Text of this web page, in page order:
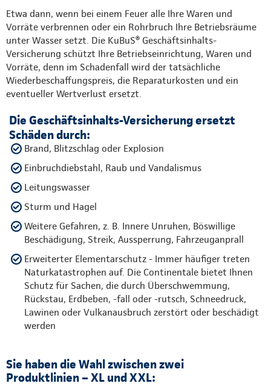
Etwa dann, wenn bei einem Feuer alle Ihre Waren und
Vorräte verbrennen oder ein Rohrbruch Ihre Betriebsräume
unter Wasser setzt. Die KuBuS® Geschäftsinhalts-
Versicherung schützt Ihre Betriebseinrichtung, Waren und
Vorräte, denn im Schadenfall wird der tatsächliche
Wiederbeschaffungspreis, die Reparaturkosten und ein
eventueller Wertverlust ersetzt.
Die Geschäftsinhalts-Versicherung ersetzt
Schäden durch:
Brand, Blitzschlag oder Explosion
Einbruchdiebstahl, Raub und Vandalismus
Leitungswasser
Sturm und Hagel
Weitere Gefahren, z. B. Innere Unruhen, Böswillige
Beschädigung, Streik, Aussperrung, Fahrzeuganprall
Erweiterter Elementarschutz - Immer häufiger treten
Naturkatastrophen auf. Die Continentale bietet Ihnen
Schutz für Sachen, die durch Überschwemmung,
Rückstau, Erdbeben, -fall oder -rutsch, Schneedruck,
Lawinen oder Vulkanausbruch zerstört oder beschädigt
werden
Sie haben die Wahl zwischen zwei
Produktlinien – XL und XXL: